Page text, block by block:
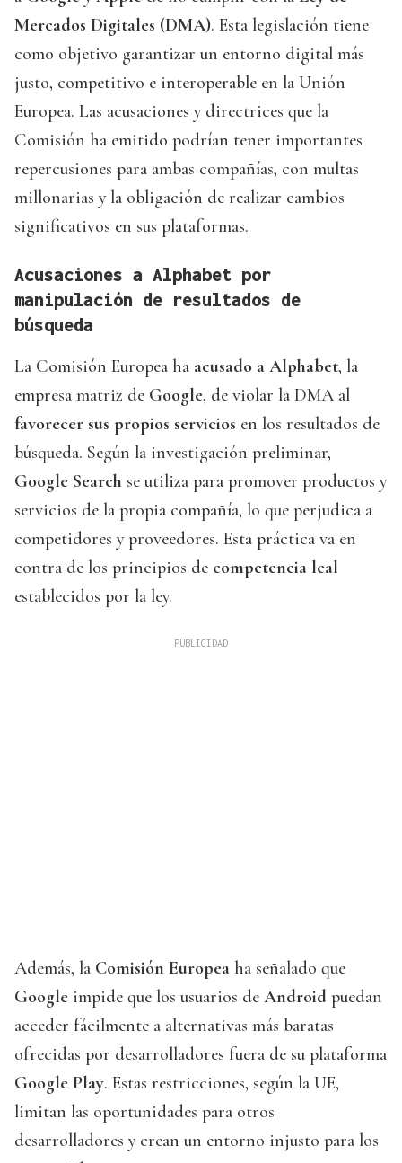
Mercados Digitales (DMA). Esta legislación tiene
como objetivo garantizar un entorno digital más
justo, competitivo e interoperable en la Unión
Europea. Las acusaciones y directrices que la
Comisión ha emitido podrían tener importantes
repercusiones para ambas compañías, con multas
millonarias y la obligación de realizar cambios
significativos en sus plataformas.
Acusaciones a Alphabet por
manipulación de resultados de
búsqueda
La Comisión Europea ha acusado a Alphabet, la
empresa matriz de Google, de violar la DMA al
favorecer sus propios servicios en los resultados de
búsqueda. Según la investigación preliminar,
Google Search se utiliza para promover productos y
servicios de la propia compañía, lo que perjudica a
competidores y proveedores. Esta práctica va en
contra de los principios de competencia leal
establecidos por la ley.
Además, la Comisión Europea ha señalado que
Google impide que los usuarios de Android puedan
acceder fácilmente a alternativas más baratas
ofrecidas por desarrolladores fuera de su plataforma
Google Play. Estas restricciones, según la UE,
limitan las oportunidades para otros
desarrolladores y crean un entorno injusto para los